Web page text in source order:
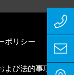
ポリシー
よび法的事項